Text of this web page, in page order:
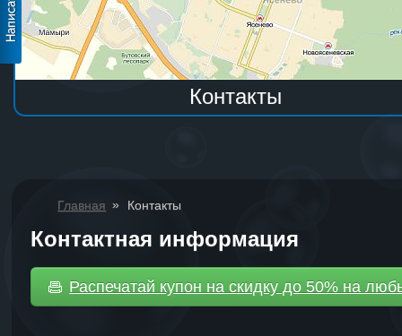
Контакты
Главная » Контакты
Контактная информация
Распечатай купон на скидку до 50% на